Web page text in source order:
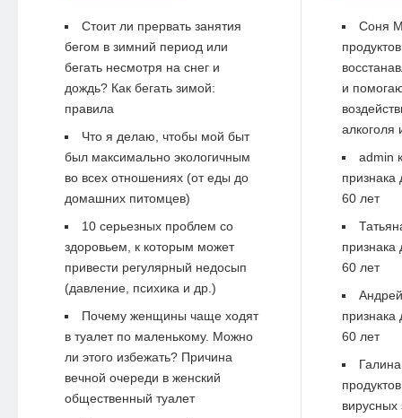
Стоит ли прервать занятия
бегом в зимний период или
бегать несмотря на снег и
дождь? Как бегать зимой:
правила
Что я делаю, чтобы мой быт
был максимально экологичным
во всех отношениях (от еды до
домашних питомцев)
10 серьезных проблем со
здоровьем, к которым может
привести регулярный недосып
(давление, психика и др.)
Почему женщины чаще ходят
в туалет по маленькому. Можно
ли этого избежать? Причина
вечной очереди в женский
общественный туалет
Соня
и
алкоголя
admin
60 лет
60 лет
Андрей
60 лет
Галина
вирусных